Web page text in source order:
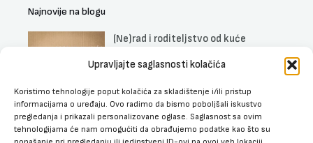
Upravljajte saglasnosti kolačića
Koristimo tehnologije poput kolačića za skladištenje i/ili pristup
informacijama o uređaju. Ovo radimo da bismo poboljšali iskustvo
pregledanja i prikazali personalizovane oglase. Saglasnost sa ovim
tehnologijama će nam omogućiti da obrađujemo podatke kao što su
Najnovije na blogu
(Ne)rad i roditeljstvo od kuće
Uticaj muzike na trudnice, fetus i
bebe
DETALJNIJE »